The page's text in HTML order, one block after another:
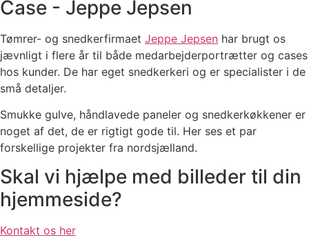
Case - Jeppe Jepsen
Tømrer- og snedkerfirmaet Jeppe Jepsen har brugt os
jævnligt i flere år til både medarbejderportrætter og cases
hos kunder. De har eget snedkerkeri og er specialister i de
små detaljer.
Smukke gulve, håndlavede paneler og snedkerkøkkener er
noget af det, de er rigtigt gode til. Her ses et par
forskellige projekter fra nordsjælland.
Skal vi hjælpe med billeder til din
hjemmeside?
Kontakt os her